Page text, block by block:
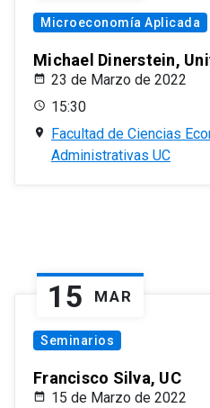
Microeconomía Aplicada
Michael Dinerstein,
23 de Marzo de 2022
15:30
Facultad de Ciencias
Administrativas UC
15 MAR
Seminarios
Francisco Silva, UC
15 de Marzo de 2022